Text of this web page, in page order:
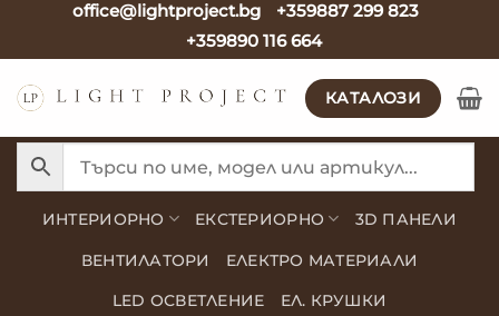
office@lightproject.bg
+359887 299 823
+359890 116 664
КАТАЛОЗИ
ИНТЕРИОРНО ЕКСТЕРИОРНО 3D ПАНЕЛИ
ВЕНТИЛАТОРИ ЕЛЕКТРО МАТЕРИАЛИ
LED ОСВЕТЛЕНИЕ ЕЛ. КРУШКИ